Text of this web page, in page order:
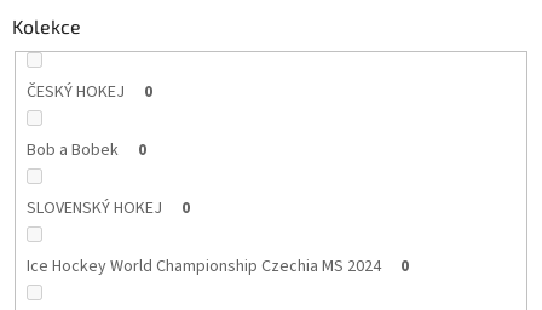
Kolekce
ČESKÝ HOKEJ 0
Bob a Bobek 0
SLOVENSKÝ HOKEJ 0
Ice Hockey World Championship Czechia MS 2024 0